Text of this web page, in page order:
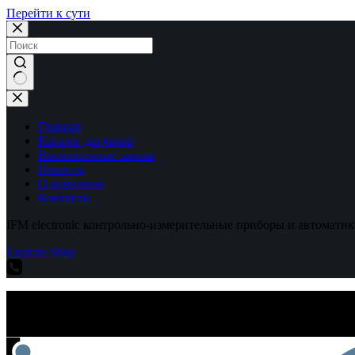
Перейти к сути
Ничего
не
найденоГлавная
Каталог датчиков
Выполненные заказы
Новости
О компании
Контакты
IFM electronic контрольно-измерительные приборы и
Explore Shop